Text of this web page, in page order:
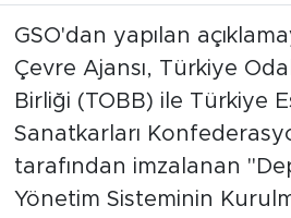
GSO'dan yapılan
Çevre Ajansı, Türkiye
Birliği (TOBB) ile Türkiye
Sanatkarları
tarafından imzalanan
Yönetim Sisteminin